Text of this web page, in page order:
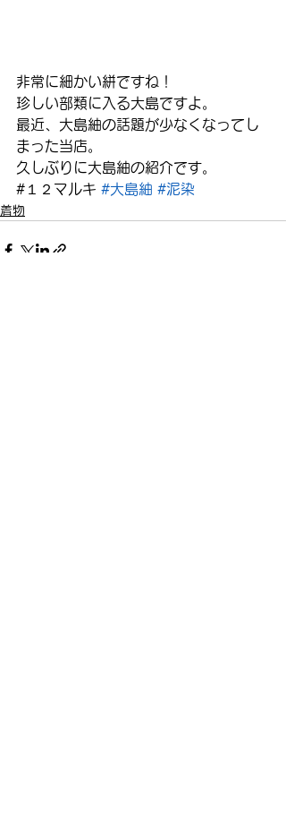
非常に細かい絣ですね！
珍しい部類に入る大島ですよ。
最近、大島紬の話題が少なくなってし
まった当店。
久しぶりに大島紬の紹介です。
#１２マルキ #大島紬 #泥染
着物